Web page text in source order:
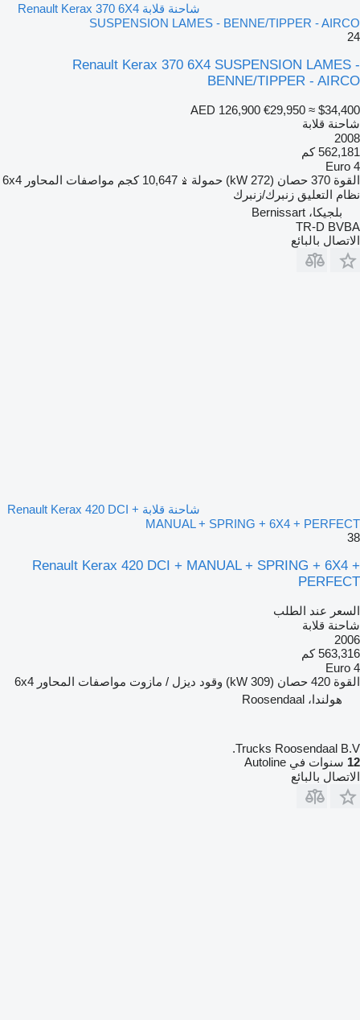
شاحنة قلابة Renault Kerax 370 6X4
SUSPENSION LAMES - BENNE/TIPPER - AIRCO
24
Renault Kerax 370 6X4 SUSPENSION LAMES -
BENNE/TIPPER - AIRCO
AED 126,900 €29,950 ≈ $34,400
شاحنة قلابة
2008
562,181 كم
Euro 4
القوة 370 حصان (272 kW) حمولة 10,647 كجم مواصفات المحاور 6x4
نظام التعليق زنبرك/زنبرك
بلجيكا، Bernissart
TR-D BVBA
الاتصال بالبائع
شاحنة قلابة Renault Kerax 420 DCI +
MANUAL + SPRING + 6X4 + PERFECT
38
Renault Kerax 420 DCI + MANUAL + SPRING + 6X4 +
PERFECT
السعر عند الطلب
شاحنة قلابة
2006
563,316 كم
Euro 4
القوة 420 حصان (309 kW) وقود ديزل / مازوت مواصفات المحاور 6x4
هولندا، Roosendaal
Trucks Roosendaal B.V.
12 سنوات في Autoline
الاتصال بالبائع